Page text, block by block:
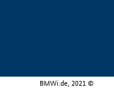
BMWi.de, 2021 ©